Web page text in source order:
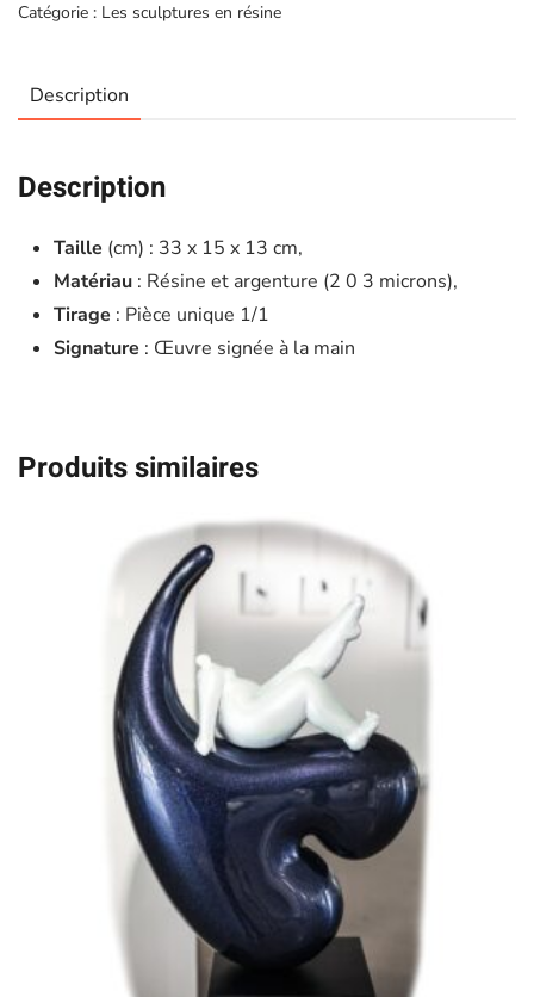
Catégorie : Les sculptures en résine
Description
Description
Taille (cm) : 33 x 15 x 13 cm,
Matériau : Résine et argenture (2 0 3 microns),
Tirage : Pièce unique 1/1
Signature : Œuvre signée à la main
Produits similaires